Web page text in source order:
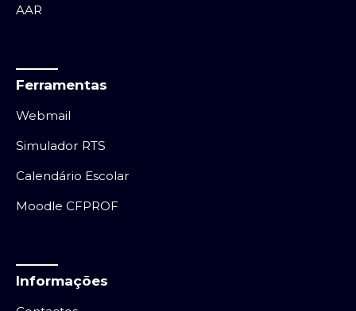
AAR
Ferramentas
Webmail
Simulador RTS
Calendário Escolar
Moodle CFPROF
Informações